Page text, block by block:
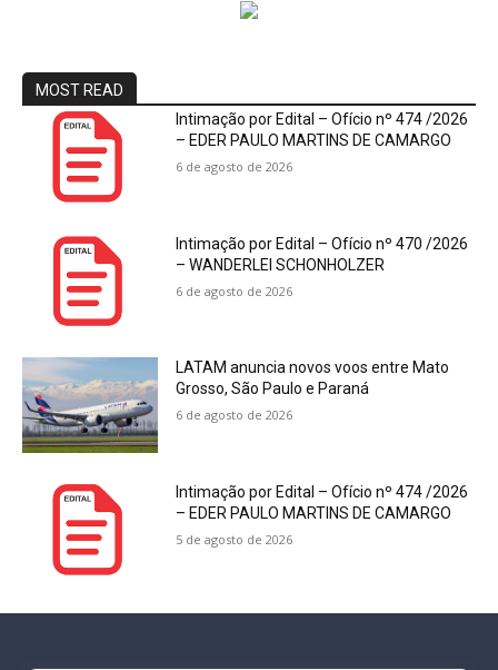
MOST READ
Intimação por Edital – Ofício nº 474 /2026
– EDER PAULO MARTINS DE CAMARGO
6 de agosto de 2026
Intimação por Edital – Ofício nº 470 /2026
– WANDERLEI SCHONHOLZER
6 de agosto de 2026
LATAM anuncia novos voos entre Mato
Grosso, São Paulo e Paraná
6 de agosto de 2026
Intimação por Edital – Ofício nº 474 /2026
– EDER PAULO MARTINS DE CAMARGO
5 de agosto de 2026